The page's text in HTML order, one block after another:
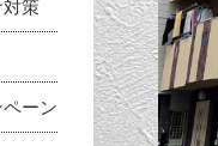
策
ーン